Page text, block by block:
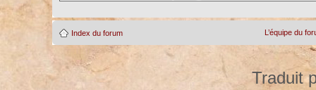
Index du forum L’équipe du
Traduit